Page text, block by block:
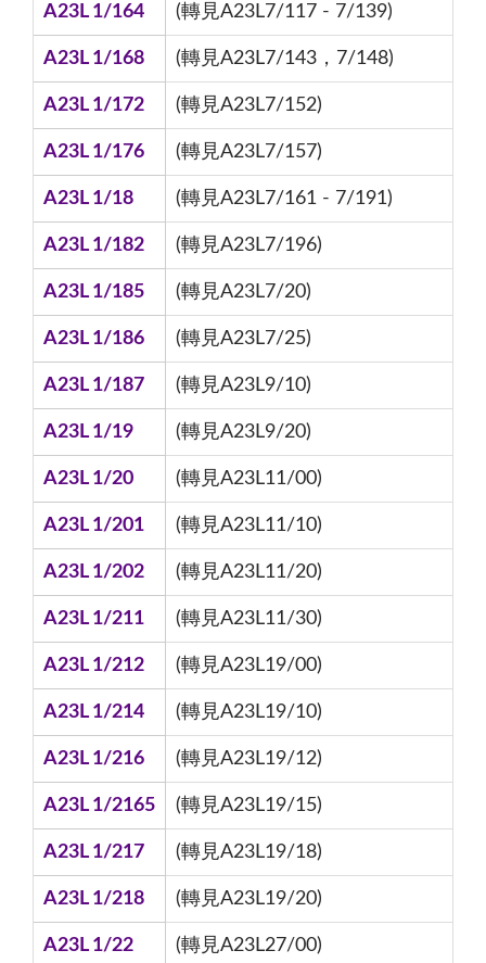
A23L 1/164 (轉見A23L7/117 - 7/139)
A23L 1/168 (轉見A23L7/143，7/148)
A23L 1/172 (轉見A23L7/152)
A23L 1/176 (轉見A23L7/157)
A23L 1/18 (轉見A23L7/161 - 7/191)
A23L 1/182 (轉見A23L7/196)
A23L 1/185 (轉見A23L7/20)
A23L 1/186 (轉見A23L7/25)
A23L 1/187 (轉見A23L9/10)
A23L 1/19 (轉見A23L9/20)
A23L 1/20 (轉見A23L11/00)
A23L 1/201 (轉見A23L11/10)
A23L 1/202 (轉見A23L11/20)
A23L 1/211 (轉見A23L11/30)
A23L 1/212 (轉見A23L19/00)
A23L 1/214 (轉見A23L19/10)
A23L 1/216 (轉見A23L19/12)
A23L 1/2165 (轉見A23L19/15)
A23L 1/217 (轉見A23L19/18)
A23L 1/218 (轉見A23L19/20)
A23L 1/22 (轉見A23L27/00)